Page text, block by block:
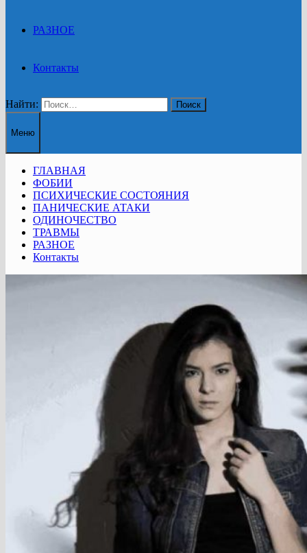
РАЗНОЕ
Контакты
Найти:
Меню
ГЛАВНАЯ
ФОБИИ
ПСИХИЧЕСКИЕ СОСТОЯНИЯ
ПАНИЧЕСКИЕ АТАКИ
ОДИНОЧЕСТВО
ТРАВМЫ
РАЗНОЕ
Контакты